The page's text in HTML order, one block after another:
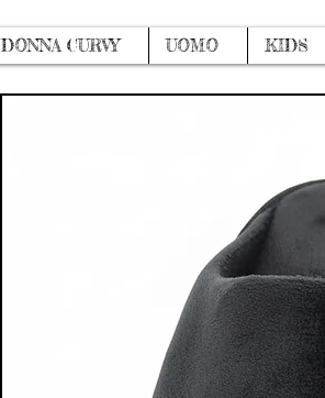
DONNA CURVY UOMO KIDS